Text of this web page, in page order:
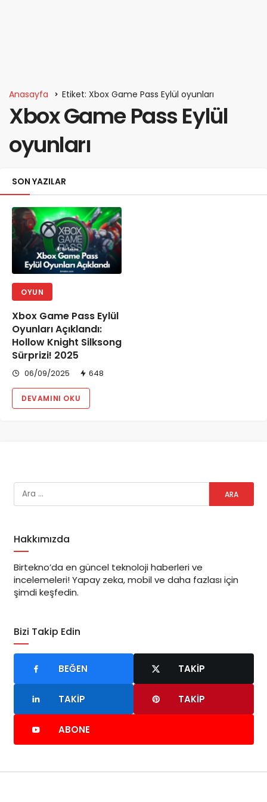
Anasayfa Etiket: Xbox Game Pass Eylül oyunları
Xbox Game Pass Eylül
oyunları
SON YAZILAR
OYUN
Xbox Game Pass Eylül
Oyunları Açıklandı:
Hollow Knight Silksong
Sürprizi! 2025
06/09/2025 648
DEVAMINI OKU
Hakkımızda
Birtekno’da en güncel teknoloji haberleri ve
incelemeleri! Yapay zeka, mobil ve daha fazlası için
şimdi keşfedin.
Bizi Takip Edin
BEĞEN TAKIP
TAKIP TAKIP
ABONE